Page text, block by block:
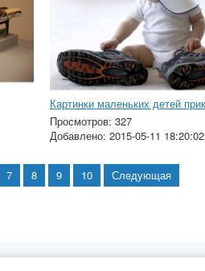
Просмотров: 327
Добавлено: 2015-05-11 18:20:02
7 8 9 10 Следующая